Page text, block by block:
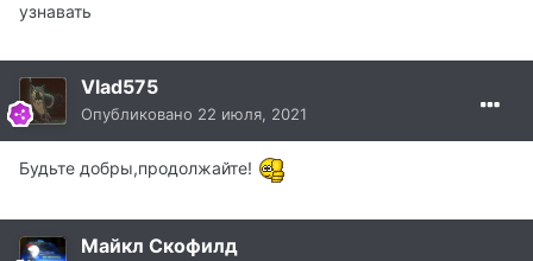
узнавать
Vlad575
Опубликовано 22 июля, 2021
Будьте добры,продолжайте!
Майкл Скофилд